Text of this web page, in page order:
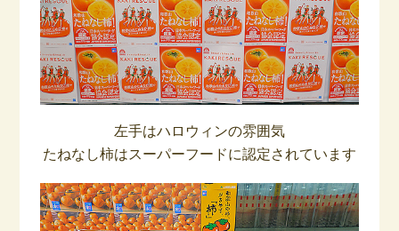
左手はハロウィンの雰囲気
たねなし柿はスーパーフードに認定されています